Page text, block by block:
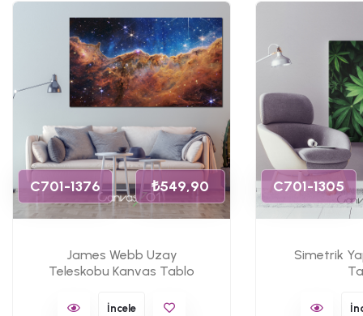
C701-1376 ₺549,90
James Webb Uzay
Teleskobu Kanvas Tablo
İncele
C701-1305
Simetrik